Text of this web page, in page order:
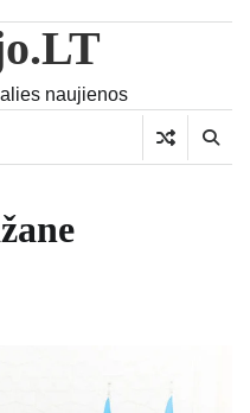
naujienos